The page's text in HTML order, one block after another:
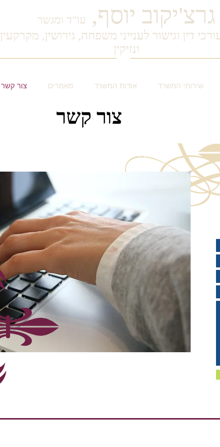
גרצ'יקוב יוסף, עו"ד ומגשר
דין וגישור לענייני משפחה, גירושין, מקרקעין
ונזיקין
צור קשר מאמרים אודות המשרד שירותי המשרד
צור קשר
חדרה